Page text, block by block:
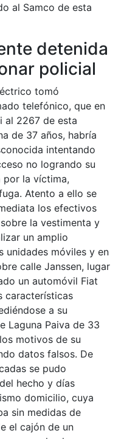
al Samco de esta
detenida
policial
tomó
telefónico, que en
al 2267 de esta
de 37 años, habría
intentando
no logrando su
la víctima,
Atento a ello se
los efectivos
la vestimenta y
un amplio
unidades móviles y en
calle Janssen, lugar
un automóvil Fiat
características
a su
Laguna Paiva de 33
motivos de su
datos falsos. De
se pudo
hecho y días
domicilio, cuya
sin medidas de
el cajón de un